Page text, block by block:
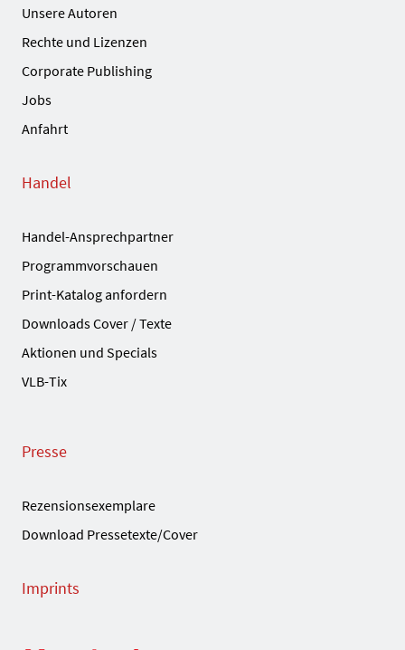
Unsere Autoren
Rechte und Lizenzen
Corporate Publishing
Jobs
Anfahrt
Handel
Handel-Ansprechpartner
Programmvorschauen
Print-Katalog anfordern
Downloads Cover / Texte
Aktionen und Specials
VLB-Tix
Presse
Rezensionsexemplare
Download Pressetexte/Cover
Imprints